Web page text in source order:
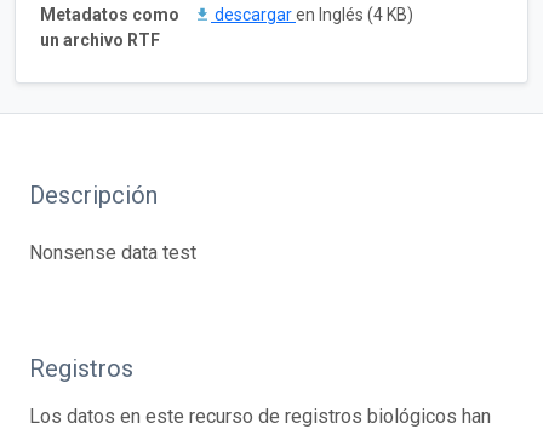
Metadatos como
un archivo RTF
descargaren Inglés (4 KB)
Descripción
Nonsense data test
Registros
Los datos en este recurso de registros biológicos han